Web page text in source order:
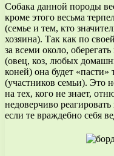
Собака данной породы
кроме этого весьма
(семье и тем, кто
хозяина). Так как по
за всеми около,
(овец, коз, любых
коней) она будет
(участников семьи). Это
на тех, кого не знает,
недоверчиво
если те враждебно себя